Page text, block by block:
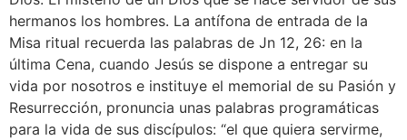
hermanos los hombres. La antífona de entrada de la
Misa ritual recuerda las palabras de Jn 12, 26: en la
última Cena, cuando Jesús se dispone a entregar su
vida por nosotros e instituye el memorial de su Pasión y
Resurrección, pronuncia unas palabras programáticas
para la vida de sus discípulos: “el que quiera servirme,